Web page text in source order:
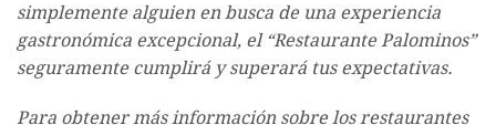
simplemente alguien en busca de una experiencia
gastronómica excepcional, el “Restaurante Palominos”
seguramente cumplirá y superará tus expectativas.
Para obtener más información sobre los restaurantes